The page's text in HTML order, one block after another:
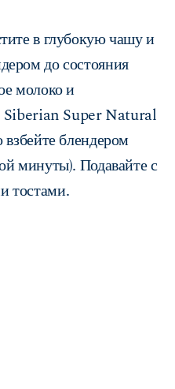
в глубокую чашу и
до состояния
молоко и
Siberian Super Natural
блендером
минуты). Подавайте с
тостами.